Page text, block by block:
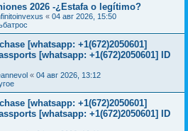
2026 -¿Estafa o legítimo?
« 04 авг 2026, 15:50
[whatsapp: +1(672)2050601]
[whatsapp: +1(672)2050601] ID
« 04 авг 2026, 13:12
[whatsapp: +1(672)2050601]
[whatsapp: +1(672)2050601] ID